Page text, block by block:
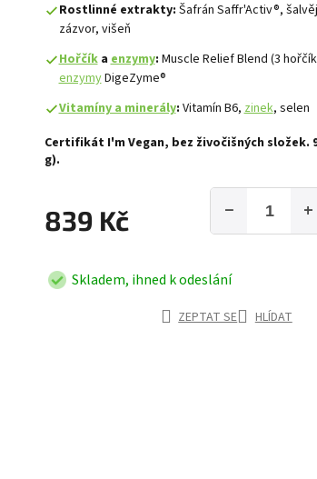
Rostlinné extrakty: Šafrán Saffr'Activ®,
zázvor, višeň
Hořčíkaenzymy: Muscle Relief Blend (3
enzymyDigeZyme®
Vitamíny a minerály: Vitamín B6,zinek, selen
Certifikát I'm Vegan, bez živočišných složek.
g).
839 Kč +
−
Skladem, ihned k odeslání
ZEPTAT SE HLÍDAT